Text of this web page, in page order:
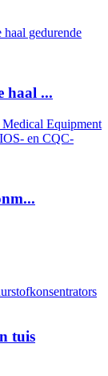
haal ...
tuis